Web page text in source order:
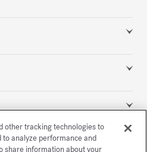
other tracking technologies to
to analyze performance and
share information about your